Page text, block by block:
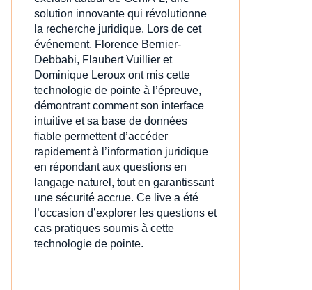
solution innovante qui révolutionne
la recherche juridique. Lors de cet
événement, Florence Bernier-
Debbabi, Flaubert Vuillier et
Dominique Leroux ont mis cette
technologie de pointe à l’épreuve,
démontrant comment son interface
intuitive et sa base de données
fiable permettent d’accéder
rapidement à l’information juridique
en répondant aux questions en
langage naturel, tout en garantissant
une sécurité accrue. Ce live a été
l’occasion d’explorer les questions et
cas pratiques soumis à cette
technologie de pointe.